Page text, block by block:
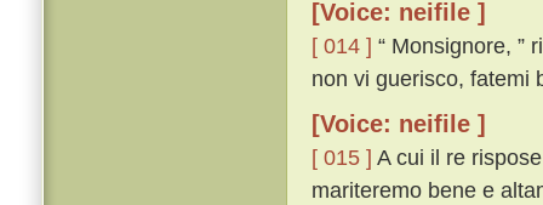
[Voice: neifile ]
[ 014 ] “ Monsignore, ”
non vi guerisco, fatemi
[Voice: neifile ]
[ 015 ] A cui il re
mariteremo bene e